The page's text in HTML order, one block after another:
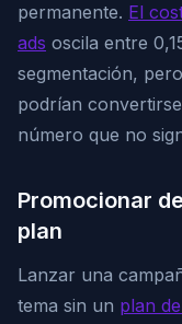
permanente. El
ads oscila entre
segmentación,
podrían
número que no
Promocionar
plan
Lanzar una
tema sin un plan